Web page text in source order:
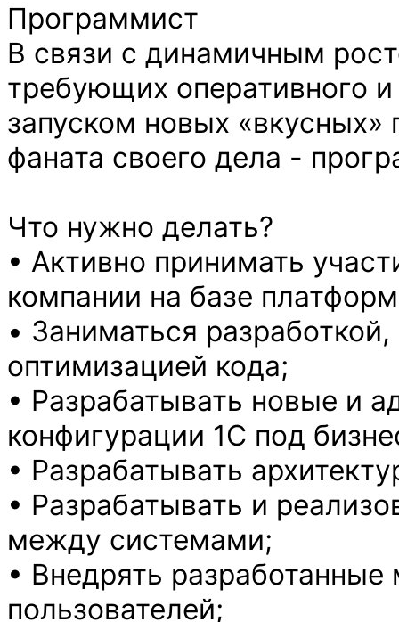
Программист
В связи с динамичным
требующих оперативного
запуском новых
фаната своего дела -
Что нужно делать?
• Активно принимать
компании на базе
• Заниматься
оптимизацией кода;
• Разрабатывать новые и
конфигурации 1С под
• Разрабатывать
• Разрабатывать и
между системами;
• Внедрять
пользователей;